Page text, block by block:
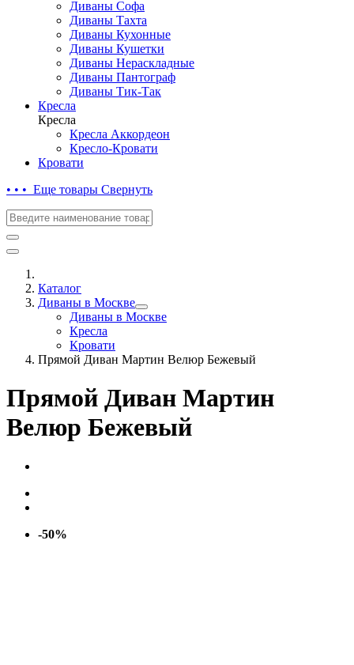
Диваны Софа
Диваны Тахта
Диваны Кухонные
Диваны Кушетки
Диваны Нераскладные
Диваны Пантограф
Диваны Тик-Так
Кресла
Кресла
Кресла Аккордеон
Кресло-Кровати
Кровати
• • • Еще товары Свернуть
Каталог
Диваны в Москве
Диваны в Москве
Кресла
Кровати
Прямой Диван Мартин Велюр Бежевый
Прямой Диван Мартин
Велюр Бежевый
-50%